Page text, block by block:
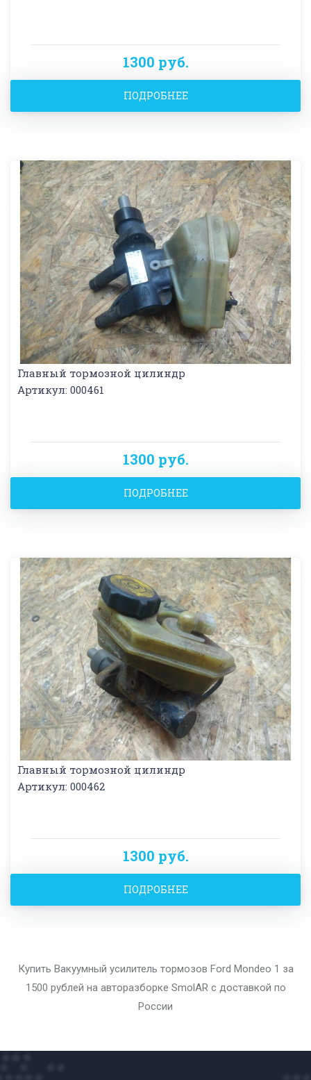
1300 руб.
ПОДРОБНЕЕ
Главный тормозной цилиндр
Артикул: 000461
1300 руб.
ПОДРОБНЕЕ
Главный тормозной цилиндр
Артикул: 000462
1300 руб.
ПОДРОБНЕЕ
Купить Вакуумный усилитель тормозов Ford Mondeo 1 за
1500 рублей на авторазборке SmolAR с доставкой по
России